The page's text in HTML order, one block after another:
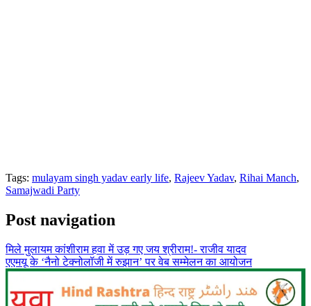
Tags: mulayam singh yadav early life, Rajeev Yadav, Rihai Manch,
Samajwadi Party
Post navigation
मिले मुलायम कांशीराम हवा में उड़ गए जय श्रीराम!- राजीव यादव
एएमयू के ‘नैनो टेक्नोलॉजी में रुझान’ पर वेब सम्मेलन का आयोजन